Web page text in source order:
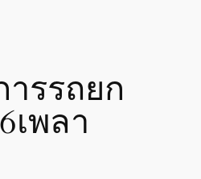
ารรถยก
เพลา